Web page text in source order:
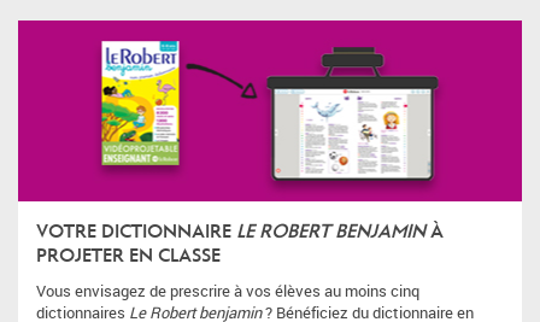
VOTRE DICTIONNAIRE LE ROBERT BENJAMINÀ
PROJETER EN CLASSE
Vous envisagez de prescrire à vos élèves au moins cinq
dictionnaires Le Robert benjamin? Bénéficiez du dictionnaire en